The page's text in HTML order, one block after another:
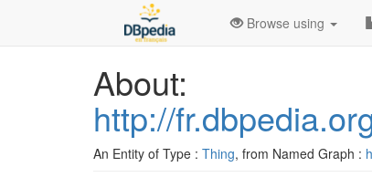
Browse using
About:
http://
An Entity of Type : Thing, from Named Graph :